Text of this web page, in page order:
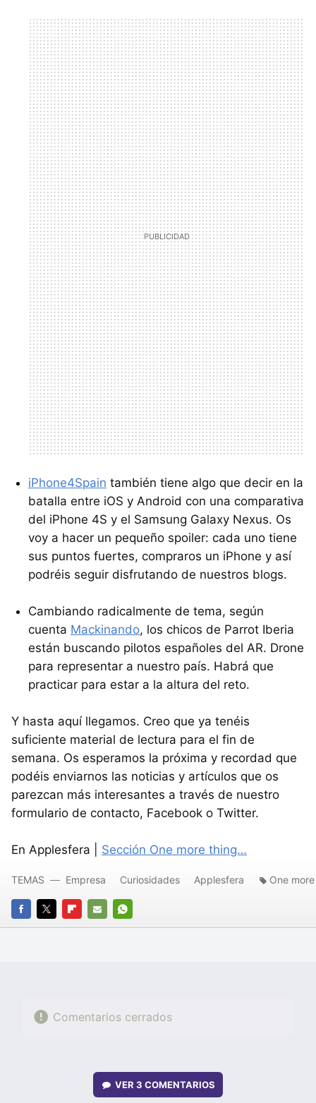
iPhone4Spain también tiene algo que decir en la
batalla entre iOS y Android con una comparativa
del iPhone 4S y el Samsung Galaxy Nexus. Os
voy a hacer un pequeño spoiler: cada uno tiene
sus puntos fuertes, compraros un iPhone y así
podréis seguir disfrutando de nuestros blogs.
Cambiando radicalmente de tema, según
cuenta Mackinando, los chicos de Parrot Iberia
están buscando pilotos españoles del AR. Drone
para representar a nuestro país. Habrá que
practicar para estar a la altura del reto.
Y hasta aquí llegamos. Creo que ya tenéis
suficiente material de lectura para el fin de
semana. Os esperamos la próxima y recordad que
podéis enviarnos las noticias y artículos que os
parezcan más interesantes a través de nuestro
formulario de contacto, Facebook o Twitter.
En Applesfera | Sección One more thing…
FACEBOOK
TWITTERFLIPBOARD
E-
WHATSAPP
TEMAS Empresa Curiosidades Applesfera One
Comentarios cerrados
VER 3 COMENTARIOS